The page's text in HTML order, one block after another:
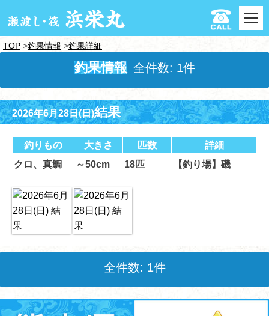
TOP 釣果情報 釣果詳細
釣果情報 全件数: 1件
2026年6月28日(日)結果
釣りもの 大きさ 匹数
詳細
クロ、真鯛
～50cm 18匹 【釣り場】磯
全件数: 1件